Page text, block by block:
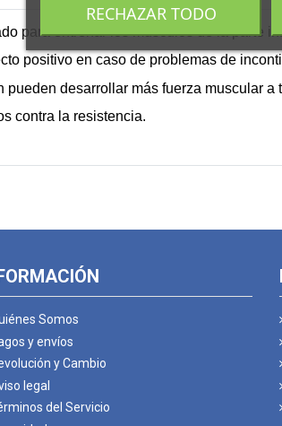
para entrenar los músculos de la parte
positivo en caso de problemas de
desarrollar más fuerza muscular a
contra la resistencia.
Somos
y envíos
y Cambio
legal
del Servicio
RECHAZAR TODO